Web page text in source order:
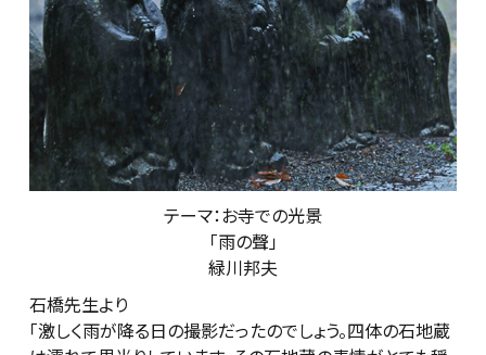
テーマ：お寺での光景
「雨の聲」
緑川邦夫
石橋先生より
「激しく雨が降る日の撮影だったのでしょう。四体の石地蔵